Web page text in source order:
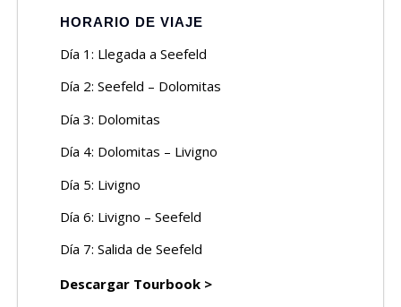
HORARIO DE VIAJE
Día 1: Llegada a Seefeld
Día 2: Seefeld – Dolomitas
Día 3: Dolomitas
Día 4: Dolomitas – Livigno
Día 5: Livigno
Día 6: Livigno – Seefeld
Día 7: Salida de Seefeld
Descargar Tourbook >